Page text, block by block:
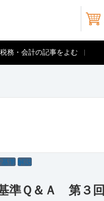
税務・会計の記事をよむ
準 解説
準Ｑ＆Ａ 第３回